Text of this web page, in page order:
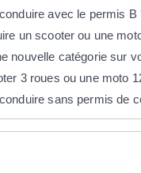
avec le permis B
un scooter ou une
nouvelle catégorie sur
3 roues ou une moto
sans permis de